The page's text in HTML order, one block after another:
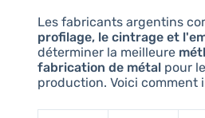
Les fabricants argentins
profilage, le cintrage et
déterminer la meilleure
fabrication de métalpour
production. Voici comment